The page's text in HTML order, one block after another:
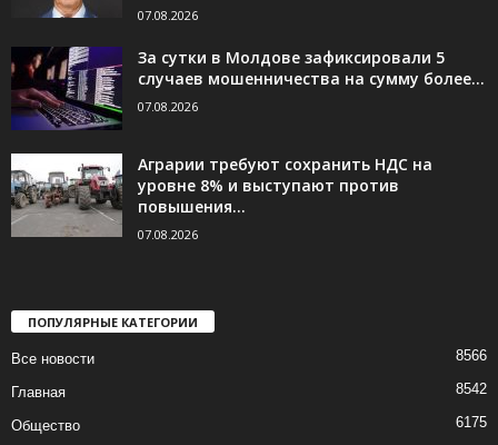
07.08.2026
За сутки в Молдове зафиксировали 5
случаев мошенничества на сумму более...
07.08.2026
Аграрии требуют сохранить НДС на
уровне 8% и выступают против
повышения...
07.08.2026
ПОПУЛЯРНЫЕ КАТЕГОРИИ
Все новости 8566
Главная 8542
Общество 6175